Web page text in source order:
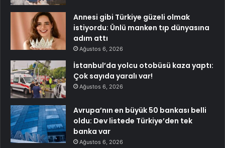
Annesi gibi Türkiye güzeli olmak
istiyordu: Ünlü manken tıp dünyasına
adım attı
Ağustos 6, 2026
İstanbul’da yolcu otobüsü kaza yaptı:
Çok sayıda yaralı var!
Ağustos 6, 2026
Avrupa’nın en büyük 50 bankası belli
oldu: Dev listede Türkiye’den tek
banka var
Ağustos 6, 2026